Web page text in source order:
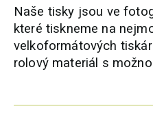
Naše tisky jsou ve
které tiskneme na
velkoformátových
rolový materiál s